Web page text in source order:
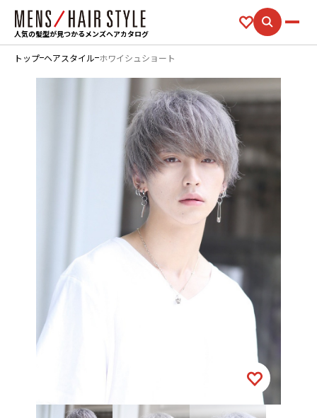
人気の髪型が見つかるメンズヘアカタログ
トップ ヘアスタイル ホワイシュショート